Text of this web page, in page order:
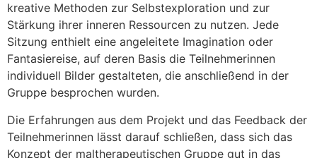
kreative Methoden zur Selbstexploration und zur
Stärkung ihrer inneren Ressourcen zu nutzen. Jede
Sitzung enthielt eine angeleitete Imagination oder
Fantasiereise, auf deren Basis die Teilnehmerinnen
individuell Bilder gestalteten, die anschließend in der
Gruppe besprochen wurden.
Die Erfahrungen aus dem Projekt und das Feedback der
Teilnehmerinnen lässt darauf schließen, dass sich das
Konzept der maltherapeutischen Gruppe gut in das